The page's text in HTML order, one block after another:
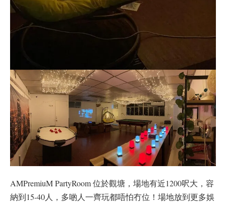
AMPremiuM PartyRoom 位於觀塘，場地有近1200呎大，容
納到15-40人，多啲人一齊玩都唔怕冇位！場地放到更多娛